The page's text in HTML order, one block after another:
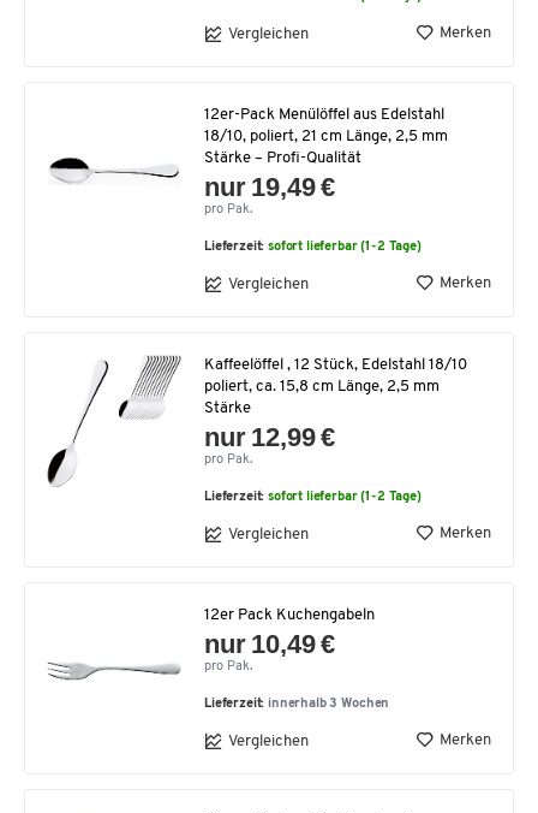
Vergleichen Merken
12er-Pack Menülöffel aus Edelstahl
18/10, poliert, 21 cm Länge, 2,5 mm
Stärke – Profi-Qualität
nur 19,49 €
pro Pak.
Lieferzeit:sofort lieferbar (1-2 Tage)
Vergleichen Merken
Kaffeelöffel , 12 Stück, Edelstahl 18/10
poliert, ca. 15,8 cm Länge, 2,5 mm
Stärke
nur 12,99 €
pro Pak.
Lieferzeit:sofort lieferbar (1-2 Tage)
Vergleichen Merken
12er Pack Kuchengabeln
nur 10,49 €
pro Pak.
Lieferzeit: innerhalb 3 Wochen
Vergleichen Merken